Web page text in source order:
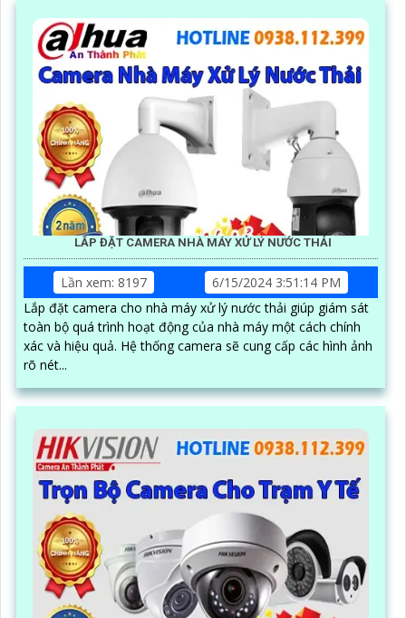
LẮP ĐẶT CAMERA NHÀ MÁY XỬ LÝ NƯỚC THẢI
Lần xem: 8197
6/15/2024 3:51:14 PM
Lắp đặt camera cho nhà máy xử lý nước thải giúp giám sát
toàn bộ quá trình hoạt động của nhà máy một cách chính
xác và hiệu quả. Hệ thống camera sẽ cung cấp các hình ảnh
rõ nét...